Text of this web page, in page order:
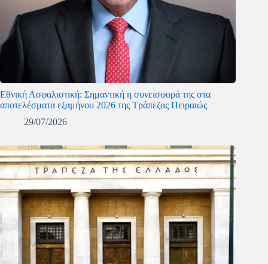
Εθνική Ασφαλιστική: Σημαντική η συνεισφορά της στα
αποτελέσματα εξαμήνου 2026 της Τράπεζας Πειραιώς
29/07/2026